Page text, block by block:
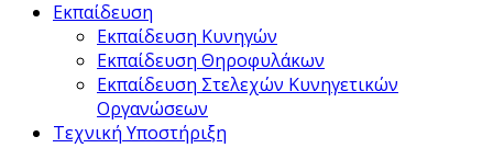
Εκπαίδευση
Εκπαίδευση Κυνηγών
Εκπαίδευση Θηροφυλάκων
Εκπαίδευση Στελεχών Κυνηγετικών
Οργανώσεων
Τεχνική Υποστήριξη